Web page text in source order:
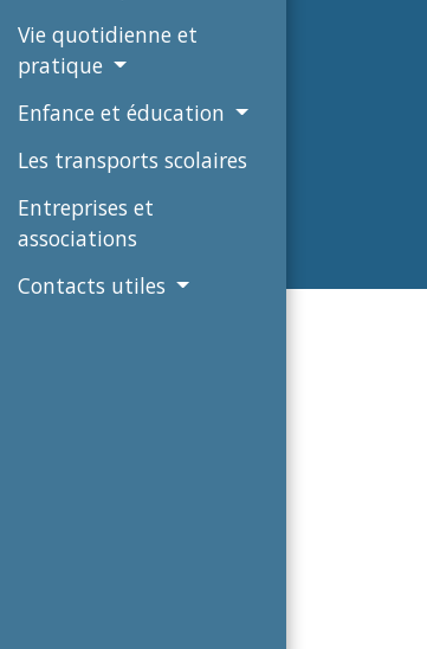
Vie quotidienne et
pratique
Enfance et éducation
Les transports scolaires
Entreprises et
associations
Contacts utiles